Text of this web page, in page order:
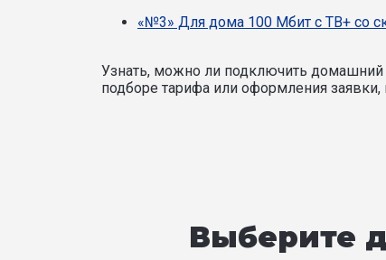
«№3» Для дома 100 Мбит с ТВ+ со
Узнать, можно ли подключить домашний
подборе тарифа или оформления заявки,
Выберите